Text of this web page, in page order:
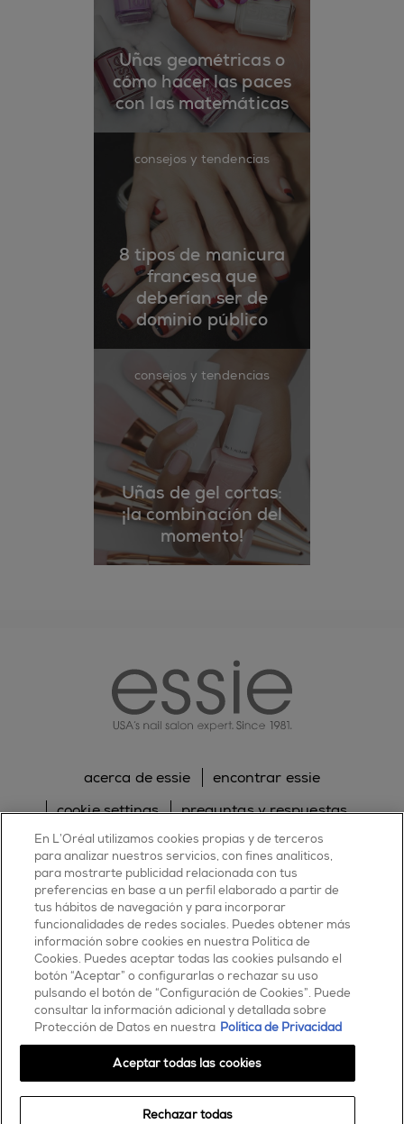
Uñas geométricas o
cómo hacer las paces
con las matemáticas
consejos y tendencias
8 tipos de manicura
francesa que
deberían ser de
dominio público
consejos y tendencias
Uñas de gel cortas:
¡la combinación del
momento!
acerca de essie
encontrar essie
cookie settings
preguntas y respuestas
sitemap
contacta con nosotros
política de cookies
política de privacidad
facebooktwitterpinterestyoutube
ESSIE
30, rue d’Alsace – 92300 Levallois-Perret
FRANCE
900 181 055
En L’Oréal utilizamos cookies propias y de terceros
para analizar nuestros servicios, con fines analíticos,
para mostrarte publicidad relacionada con tus
preferencias en base a un perfil elaborado a partir de
tus hábitos de navegación y para incorporar
funcionalidades de redes sociales. Puedes obtener más
información sobre cookies en nuestra Política de
Cookies. Puedes aceptar todas las cookies pulsando el
botón “Aceptar” o configurarlas o rechazar su uso
pulsando el botón de “Configuración de Cookies”. Puede
consultar la información adicional y detallada sobre
Protección de Datos en nuestra Política de Privacidad
Rechazar todas
Aceptar todas las cookies